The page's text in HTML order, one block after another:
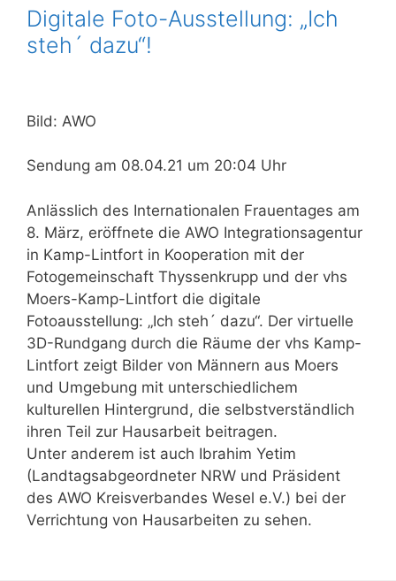
Digitale Foto-Ausstellung: „Ich
steh´ dazu“!
Bild: AWO
Sendung am 08.04.21 um 20:04 Uhr
Anlässlich des Internationalen Frauentages am
8. März, eröffnete die AWO Integrationsagentur
in Kamp-Lintfort in Kooperation mit der
Fotogemeinschaft Thyssenkrupp und der vhs
Moers-Kamp-Lintfort die digitale
Fotoausstellung: „Ich steh´ dazu“. Der virtuelle
3D-Rundgang durch die Räume der vhs Kamp-
Lintfort zeigt Bilder von Männern aus Moers
und Umgebung mit unterschiedlichem
kulturellen Hintergrund, die selbstverständlich
ihren Teil zur Hausarbeit beitragen.
Unter anderem ist auch Ibrahim Yetim
(Landtagsabgeordneter NRW und Präsident
des AWO Kreisverbandes Wesel e.V.) bei der
Verrichtung von Hausarbeiten zu sehen.